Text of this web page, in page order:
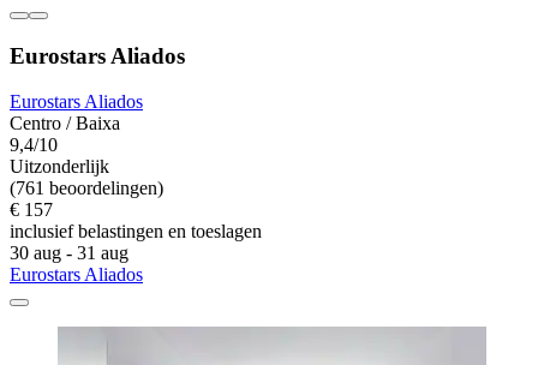
Eurostars Aliados
Eurostars Aliados
Centro / Baixa
9,4/10
Uitzonderlijk
(761 beoordelingen)
€ 157
inclusief belastingen en toeslagen
30 aug - 31 aug
Eurostars Aliados